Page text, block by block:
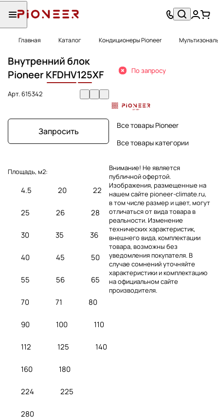
Главная Каталог Кондиционеры Pioneer
Внутренний блок
PioneerKFDHV125XF
Арт.615342
Запросить
Площадь, м2:
4.5 20 22
25 26 28
30 35 36
40 45 50
55 56 65
70 71 80
90 100 110
112 125 140
160 180
224 225
280
По запросу
Все товары Pioneer
Все товары категории
Внимание! Не является
публичной офертой.
Изображения, размещенные на
нашем сайте pioneer-climate.ru,
в том числе размер и цвет, могут
отличаться от вида товара в
реальности. Изменение
технических характеристик,
внешнего вида, комплектации
товара, возможны без
уведомления покупателя. В
случае сомнений уточняйте
характеристики и комплектацию
на официальном сайте
производителя.